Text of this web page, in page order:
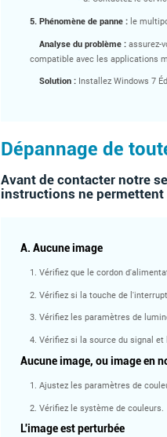
5.Phénomène de panne : le
Analyse du problème :assurez-
compatible avec les applications
Solution :Installez Windows 7
Dépannage de
Avant de contacter notre
instructions ne permettent
A. Aucune image
1. Vérifiez que le cordon
2. Vérifiez si la touche de
3. Vérifiez les paramètres de
4. Vérifiez si la source du signal
Aucune image, ou image en
1. Ajustez les paramètres de
2. Vérifiez le système de couleurs.
L'image est perturbée